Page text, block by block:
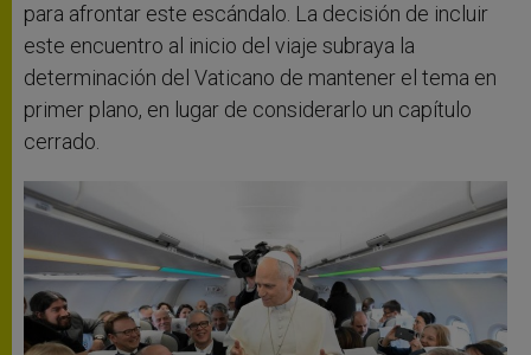
para afrontar este escándalo. La decisión de incluir
este encuentro al inicio del viaje subraya la
determinación del Vaticano de mantener el tema en
primer plano, en lugar de considerarlo un capítulo
cerrado.